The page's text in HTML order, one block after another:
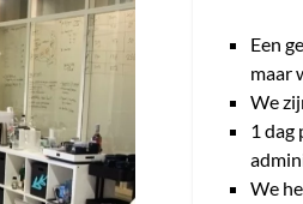
Een
maar
We
1 dag
We